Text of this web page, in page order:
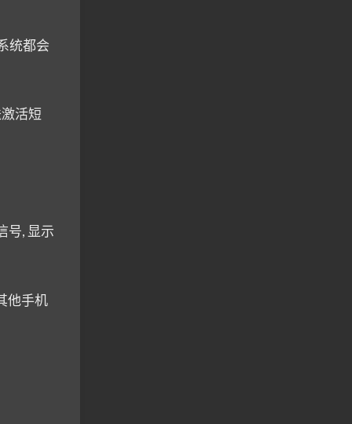
统都会
活短
号, 显示
他手机